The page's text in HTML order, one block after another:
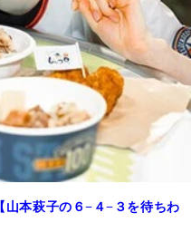
山本萩子の６−４−３を待ちわ